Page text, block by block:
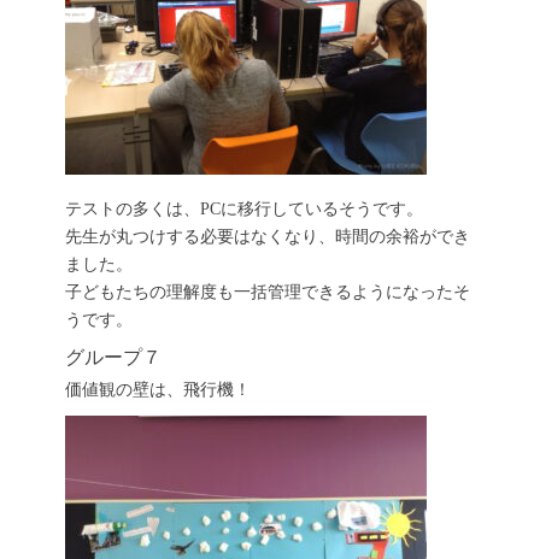
テストの多くは、PCに移行しているそうです。
先生が丸つけする必要はなくなり、時間の余裕ができ
ました。
子どもたちの理解度も一括管理できるようになったそ
うです。
グループ７
価値観の壁は、飛行機！